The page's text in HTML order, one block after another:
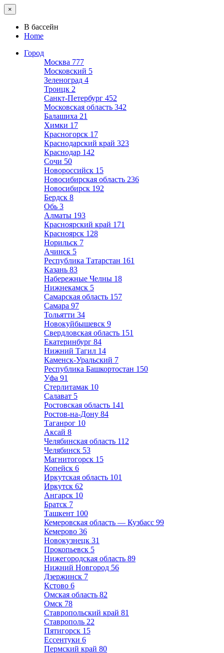
×
В бассейн
Home
Город
Москва 777
Московский 5
Зеленоград 4
Троицк 2
Санкт-Петербург 452
Московская область 342
Балашиха 21
Химки 17
Красногорск 17
Краснодарский край 323
Краснодар 142
Сочи 50
Новороссийск 15
Новосибирская область 236
Новосибирск 192
Бердск 8
Обь 3
Алматы 193
Красноярский край 171
Красноярск 128
Норильск 7
Ачинск 5
Республика Татарстан 161
Казань 83
Набережные Челны 18
Нижнекамск 5
Самарская область 157
Самара 97
Тольятти 34
Новокуйбышевск 9
Свердловская область 151
Екатеринбург 84
Нижний Тагил 14
Каменск-Уральский 7
Республика Башкортостан 150
Уфа 91
Стерлитамак 10
Салават 5
Ростовская область 141
Ростов-на-Дону 84
Таганрог 10
Аксай 8
Челябинская область 112
Челябинск 53
Магнитогорск 15
Копейск 6
Иркутская область 101
Иркутск 62
Ангарск 10
Братск 7
Ташкент 100
Кемеровская область — Кузбасс 99
Кемерово 36
Новокузнецк 31
Прокопьевск 5
Нижегородская область 89
Нижний Новгород 56
Дзержинск 7
Кстово 6
Омская область 82
Омск 78
Ставропольский край 81
Ставрополь 22
Пятигорск 15
Ессентуки 6
Пермский край 80